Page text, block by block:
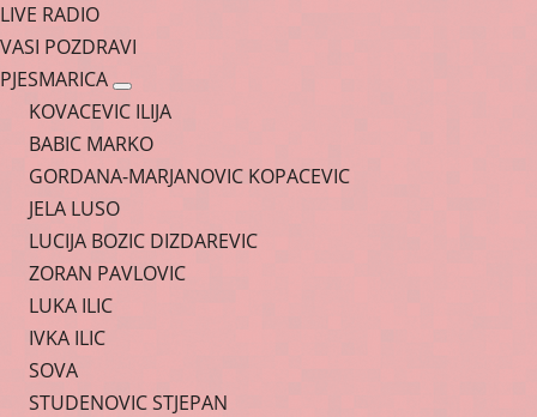
LIVE RADIO
VASI POZDRAVI
PJESMARICA
KOVACEVIC ILIJA
BABIC MARKO
GORDANA-MARJANOVIC KOPACEVIC
JELA LUSO
LUCIJA BOZIC DIZDAREVIC
ZORAN PAVLOVIC
LUKA ILIC
IVKA ILIC
SOVA
STUDENOVIC STJEPAN